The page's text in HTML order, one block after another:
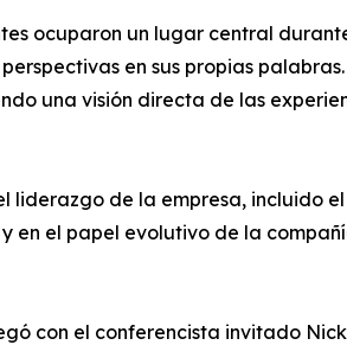
ocuparon un lugar central
en sus propias
una visión directa de las
liderazgo de la empresa, incluido
en el papel evolutivo de la
con el conferencista invitado